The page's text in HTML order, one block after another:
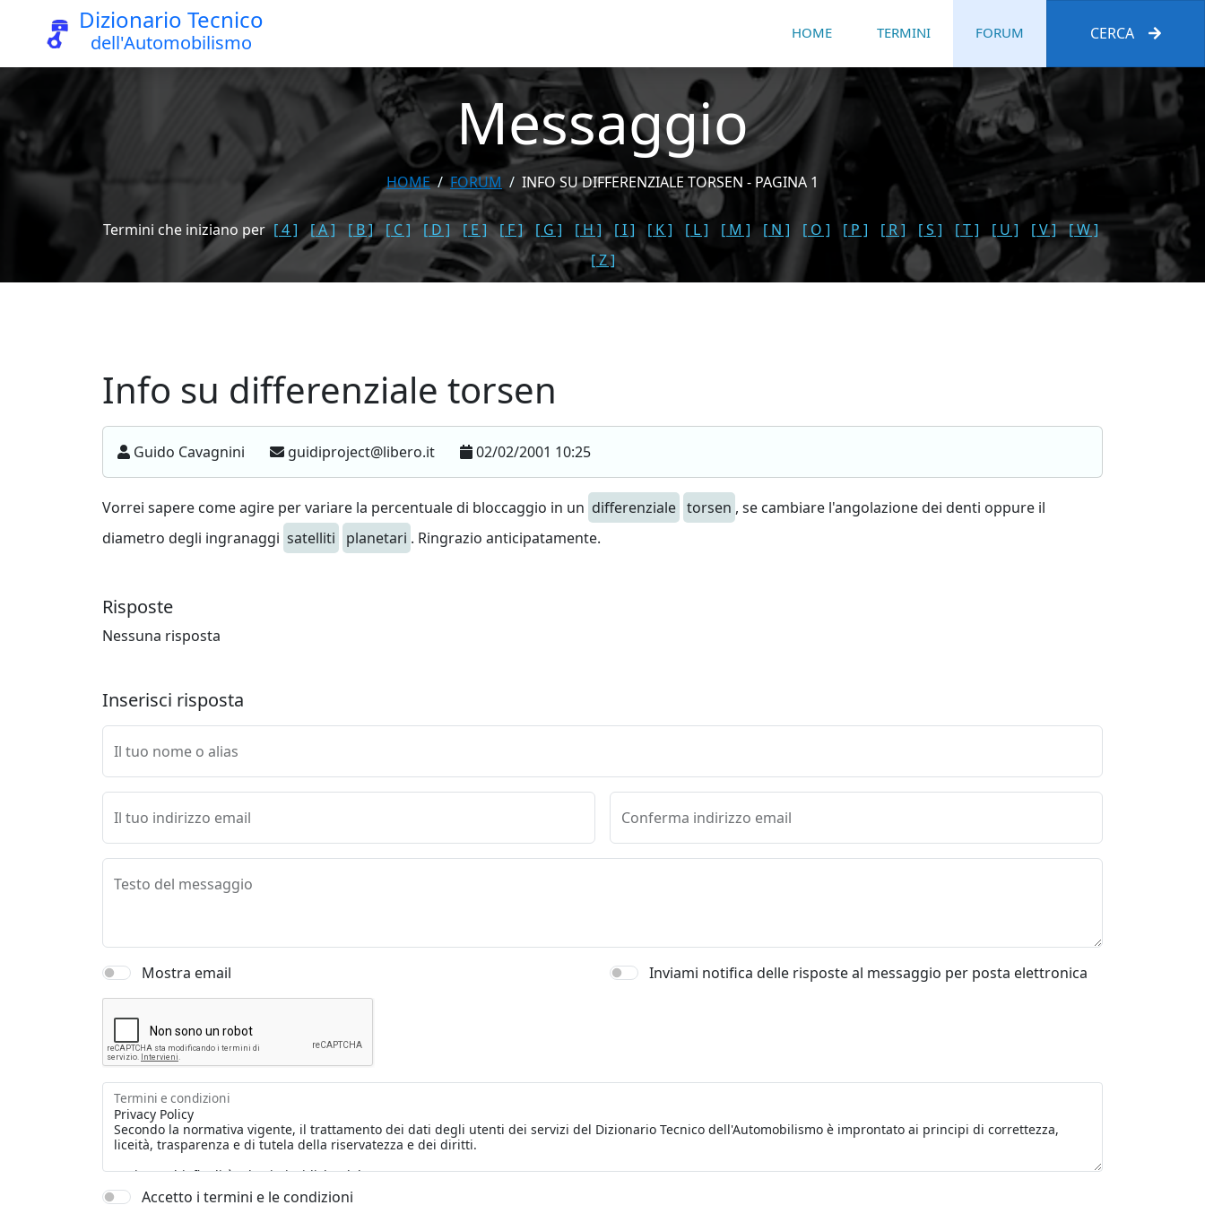
Dizionario Tecnico
dell'Automobilismo HOME TERMINI FORUM CERCA
Messaggio
HOME FORUM INFO SU DIFFERENZIALE TORSEN - PAGINA 1
Termini che iniziano per [ 4 ] [ A ] [ B ] [ C ] [ D ] [ E ] [ F ] [ G ] [ H ] [ I ] [ K ] [ L ] [ M ] [ N ] [ O ] [ P ] [ R ] [ S ] [ T ] [ U ] [ V ]
[ W ]
[ Z ]
Info su differenziale torsen
Guido Cavagnini guidiproject@libero.it 02/02/2001 10:25
Vorrei sapere come agire per variare la percentuale di bloccaggio in un differenziale torsen , se cambiare l'angolazione dei denti oppure il
diametro degli ingranaggi satelliti planetari . Ringrazio anticipatamente.
Risposte
Nessuna risposta
Inserisci risposta
Il tuo nome o alias
Il tuo indirizzo email Conferma indirizzo email
Testo del messaggio
Mostra email Inviami notifica delle risposte al messaggio per posta elettronica
Termini e condizioni
Accetto i termini e le condizioni